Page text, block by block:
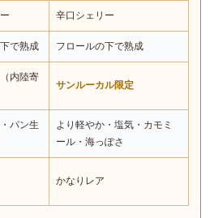
辛口シェリー
で熟成 フロールの下で熟成
内陸寄
サンルーカル限定
パン生
より軽やか・塩気・カモミ
ール・海っぽさ
かなりレア